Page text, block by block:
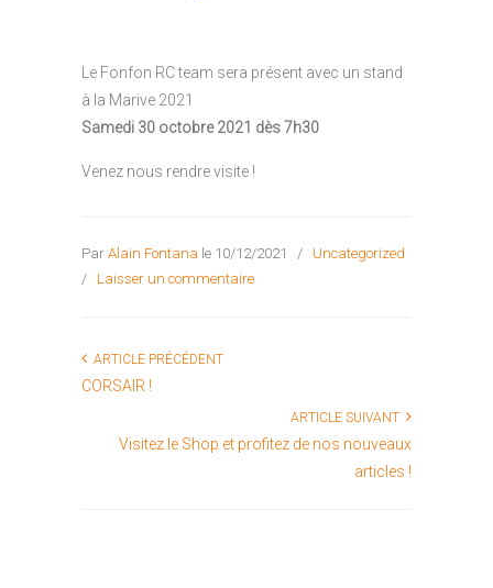
Le Fonfon RC team sera présent avec un stand
à la Marive 2021
Samedi 30 octobre 2021 dès 7h30
Venez nous rendre visite !
Par Alain Fontana le 10/12/2021 /
Uncategorized
/ Laisser un commentaire
ARTICLE PRÉCÉDENT
CORSAIR !
ARTICLE SUIVANT
Visitez le Shop et profitez de nos nouveaux
articles !